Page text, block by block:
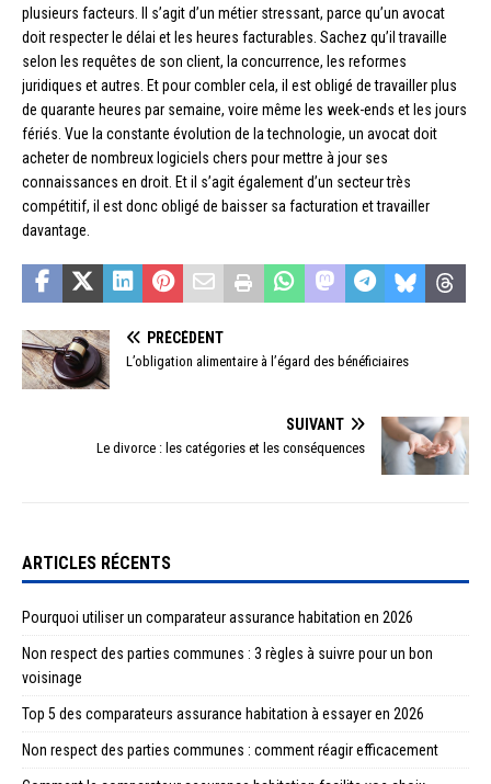
plusieurs facteurs. Il s’agit d’un métier stressant, parce qu’un avocat
doit respecter le délai et les heures facturables. Sachez qu’il travaille
selon les requêtes de son client, la concurrence, les reformes
juridiques et autres. Et pour combler cela, il est obligé de travailler plus
de quarante heures par semaine, voire même les week-ends et les jours
fériés. Vue la constante évolution de la technologie, un avocat doit
acheter de nombreux logiciels chers pour mettre à jour ses
connaissances en droit. Et il s’agit également d’un secteur très
compétitif, il est donc obligé de baisser sa facturation et travailler
davantage.
PRÉCÉDENT
L’obligation alimentaire à l’égard des bénéficiaires
SUIVANT
Le divorce : les catégories et les conséquences
ARTICLES RÉCENTS
Pourquoi utiliser un comparateur assurance habitation en 2026
Non respect des parties communes : 3 règles à suivre pour un bon
voisinage
Top 5 des comparateurs assurance habitation à essayer en 2026
Non respect des parties communes : comment réagir efficacement